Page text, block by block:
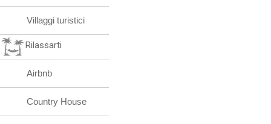
Villaggi turistici
Rilassarti
Airbnb
Country House